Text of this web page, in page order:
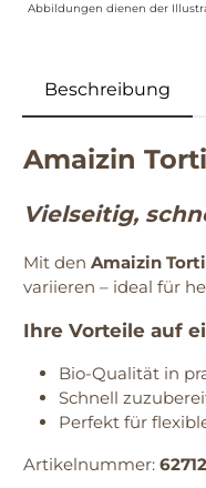
Abbildungen dienen der
Beschreibung
Amaizin
Vielseitig,
Mit den Amaizin
variieren – ideal für
Ihre Vorteile auf
Bio-Qualität in
Schnell
Perfekt für
Artikelnummer: